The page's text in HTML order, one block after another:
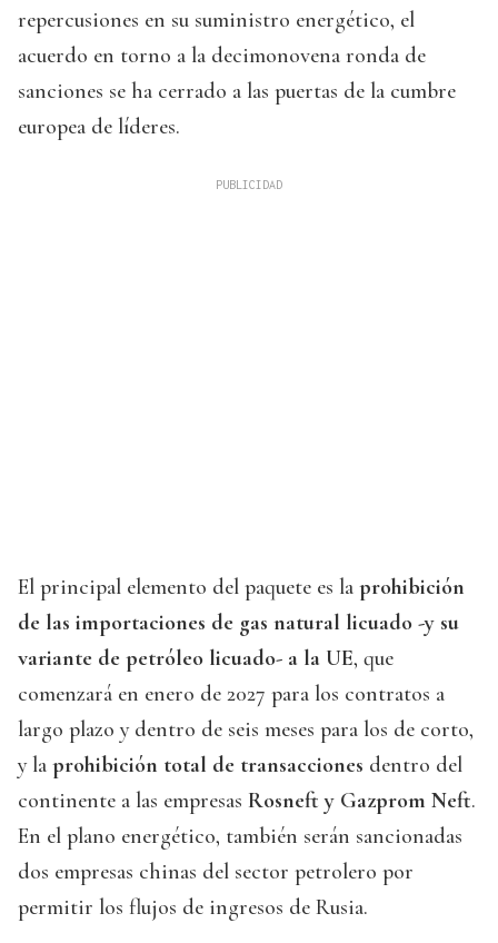
repercusiones en su suministro energético, el
acuerdo en torno a la decimonovena ronda de
sanciones se ha cerrado a las puertas de la cumbre
europea de líderes.
El principal elemento del paquete es la prohibición
de las importaciones de gas natural licuado -y su
variante de petróleo licuado- a la UE, que
comenzará en enero de 2027 para los contratos a
largo plazo y dentro de seis meses para los de corto,
y la prohibición total de transacciones dentro del
continente a las empresas Rosneft y Gazprom Neft.
En el plano energético, también serán sancionadas
dos empresas chinas del sector petrolero por
permitir los flujos de ingresos de Rusia.